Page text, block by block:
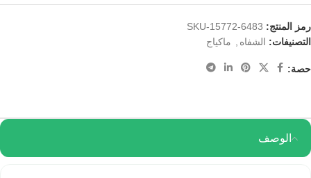
رمز المنتج: SKU-15772-6483
التصنيفات: الشفاه , ماكياج
حصة:
الوصف